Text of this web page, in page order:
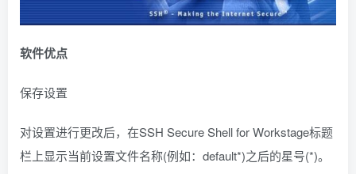
软件优点
保存设置
对设置进行更改后，在SSH Secure Shell for Workstage标题
栏上显示当前设置文件名称(例如：default*)之后的星号(*)。